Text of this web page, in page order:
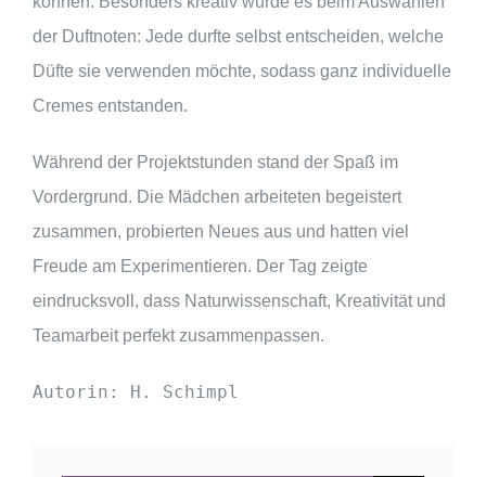
der Duftnoten: Jede durfte selbst entscheiden, welche
Düfte sie verwenden möchte, sodass ganz individuelle
Cremes entstanden.
Während der Projektstunden stand der Spaß im
Vordergrund. Die Mädchen arbeiteten begeistert
zusammen, probierten Neues aus und hatten viel
Freude am Experimentieren. Der Tag zeigte
eindrucksvoll, dass Naturwissenschaft, Kreativität und
Teamarbeit perfekt zusammenpassen.
Autorin: H. Schimpl